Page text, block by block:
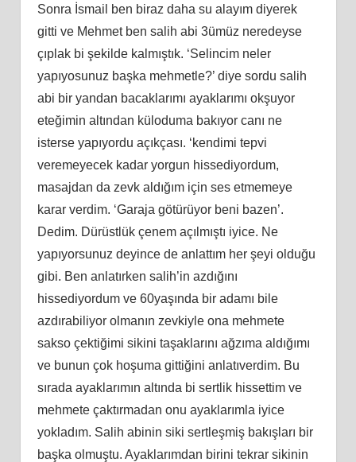
Sonra İsmail ben biraz daha su alayım diyerek
gitti ve Mehmet ben salih abi 3ümüz neredeyse
çıplak bi şekilde kalmıştık. ‘Selincim neler
yapıyosunuz başka mehmetle?’ diye sordu salih
abi bir yandan bacaklarımı ayaklarımı okşuyor
eteğimin altından küloduma bakıyor canı ne
isterse yapıyordu açıkçası. ‘kendimi tepvi
veremeyecek kadar yorgun hissediyordum,
masajdan da zevk aldığım için ses etmemeye
karar verdim. ‘Garaja götürüyor beni bazen’.
Dedim. Dürüstlük çenem açılmıştı iyice. Ne
yapıyorsunuz deyince de anlattım her şeyi olduğu
gibi. Ben anlatırken salih’in azdığını
hissediyordum ve 60yaşında bir adamı bile
azdırabiliyor olmanın zevkiyle ona mehmete
sakso çektiğimi sikini taşaklarını ağzıma aldığımı
ve bunun çok hoşuma gittiğini anlatıverdim. Bu
sırada ayaklarımın altında bi sertlik hissettim ve
mehmete çaktırmadan onu ayaklarımla iyice
yokladım. Salih abinin siki sertleşmiş bakışları bir
başka olmuştu. Ayaklarımdan birini tekrar sikinin